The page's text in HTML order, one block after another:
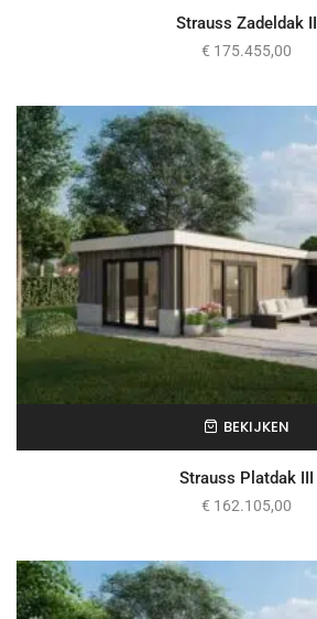
Strauss Zadeldak II
€ 175.455,00
BEKIJKEN
Strauss Platdak III
€ 162.105,00